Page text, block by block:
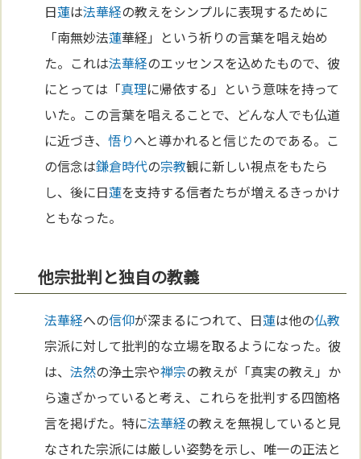
日蓮は法華経の教えをシンプルに表現するために
「南無妙法蓮華経」という祈りの言葉を唱え始め
た。これは法華経のエッセンスを込めたもので、彼
にとっては「真理に帰依する」という意味を持って
いた。この言葉を唱えることで、どんな人でも仏道
に近づき、悟りへと導かれると信じたのである。こ
の信念は鎌倉時代の宗教観に新しい視点をもたら
し、後に日蓮を支持する信者たちが増えるきっかけ
ともなった。
他宗批判と独自の教義
法華経への信仰が深まるにつれて、日蓮は他の仏教
宗派に対して批判的な立場を取るようになった。彼
は、法然の浄土宗や禅宗の教えが「真実の教え」か
ら遠ざかっていると考え、これらを批判する四箇格
言を掲げた。特に法華経の教えを無視していると見
なされた宗派には厳しい姿勢を示し、唯一の正法と